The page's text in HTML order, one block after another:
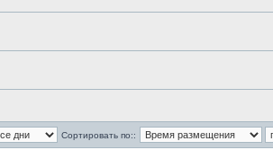
Сортировать по::